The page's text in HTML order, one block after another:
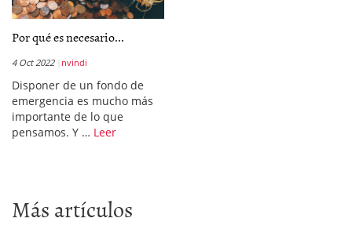
Por qué es necesario...
4 Oct 2022 nvindi
Disponer de un fondo de
emergencia es mucho más
importante de lo que
pensamos. Y … Leer
Más artículos